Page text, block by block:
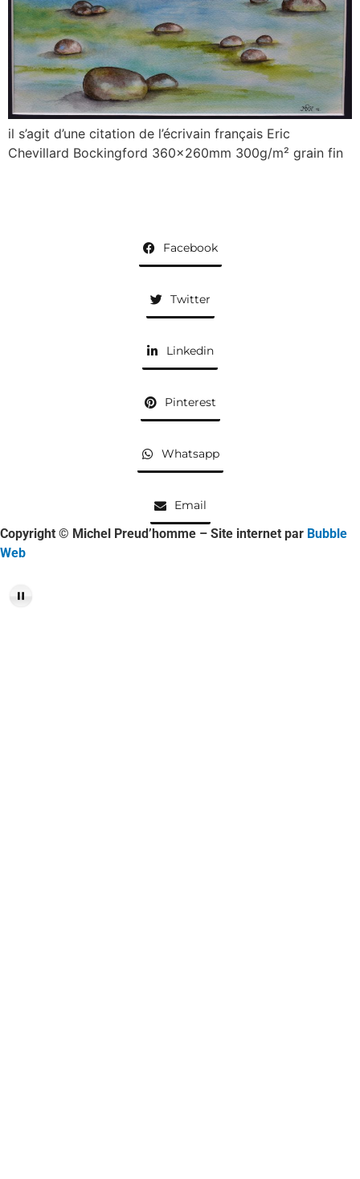
il s’agit d’une citation de l’écrivain français Eric
Chevillard Bockingford 360x260mm 300g/m² grain fin
Facebook
Twitter
Linkedin
Pinterest
Whatsapp
Email
Copyright © Michel Preud’homme – Site internet par Bubble
Web